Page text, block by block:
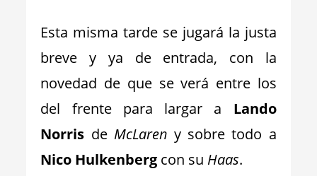
Esta misma tarde se jugará la justa
breve y ya de entrada, con la
novedad de que se verá entre los
del frente para largar a Lando
Norris de McLaren y sobre todo a
Nico Hulkenberg con su Haas.